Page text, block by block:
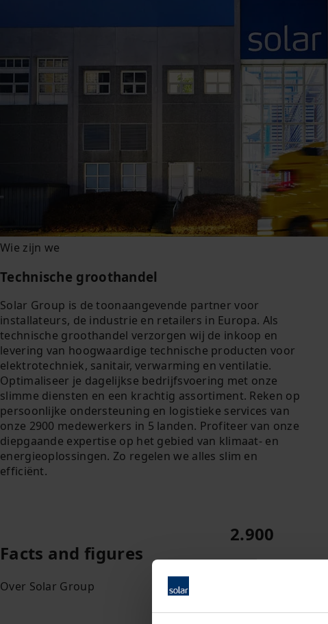
Wie zijn we
Technische groothandel
Solar Group is de toonaangevende partner voor
installateurs, de industrie en retailers in Europa. Als
technische groothandel verzorgen wij de inkoop en
levering van hoogwaardige technische producten voor
elektrotechniek, sanitair, verwarming en ventilatie.
Optimaliseer je dagelijkse bedrijfsvoering met onze
slimme diensten en een krachtig assortiment. Reken op
persoonlijke ondersteuning en logistieke services van
onze 2900 medewerkers in 5 landen. Profiteer van onze
diepgaande expertise op het gebied van klimaat- en
energieoplossingen. Zo regelen we alles slim en
efficiënt.
Facts and figures
Over Solar Group
2.900